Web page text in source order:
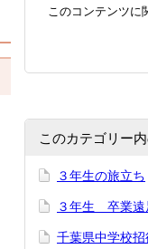
このコンテンツに
このカテゴリー
３年生の旅立ち
３年生 卒業遠
千葉県中学校